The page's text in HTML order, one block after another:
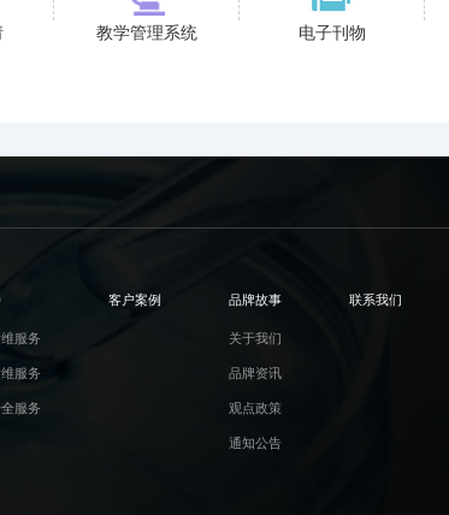
教学管理系统 电子刊物
服务
服务
服务
客户案例 品牌故事
关于我们
品牌资讯
观点政策
通知公告
联系我们